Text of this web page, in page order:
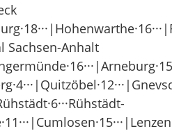
Sachsen-Anhalt